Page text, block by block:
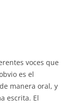
voces que
es el
manera oral, y
escrita. El